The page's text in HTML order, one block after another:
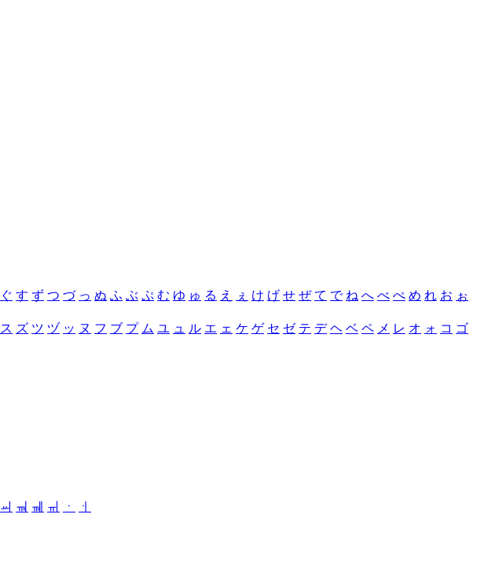
ぐ す ず つ づ っ ぬ ふ ぶ ぷ む ゆ ゅ る え ぇ け げ せ ぜ て で ね へ べ ぺ め れ お ぉ
ス ズ ツ ヅ ッ ヌ フ ブ プ ム ユ ュ ル エ ェ ケ ゲ セ ゼ テ デ ヘ ベ ペ メ レ オ ォ コ ゴ
ㆉ ㆊ ㆋ ㆌ ㆍ
ㆎ